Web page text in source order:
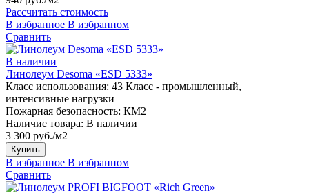
Рассчитать стоимость
В избранное В избранном
Сравнить
В наличии
Линолеум Desoma «ESD 5333»
Класс использования: 43 Класс - промышленный,
интенсивные нагрузки
Пожарная безопасность: КМ2
Наличие товара: В наличии
3 300 руб./м2
Купить
В избранное В избранном
Сравнить